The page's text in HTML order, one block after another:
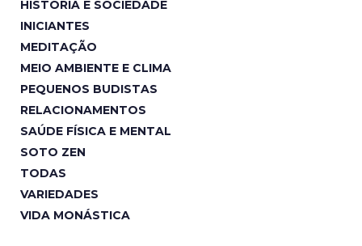
HISTÓRIA E SOCIEDADE
INICIANTES
MEDITAÇÃO
MEIO AMBIENTE E CLIMA
PEQUENOS BUDISTAS
RELACIONAMENTOS
SAÚDE FÍSICA E MENTAL
SOTO ZEN
TODAS
VARIEDADES
VIDA MONÁSTICA